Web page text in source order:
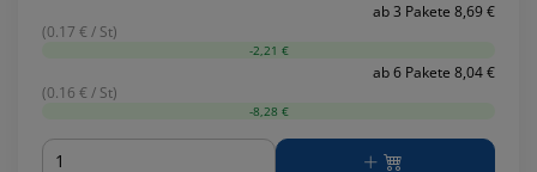
ab 3 Pakete 8,69 €
(0.17 € / St)
-2,21 €
ab 6 Pakete 8,04 €
(0.16 € / St)
-8,28 €
Menge